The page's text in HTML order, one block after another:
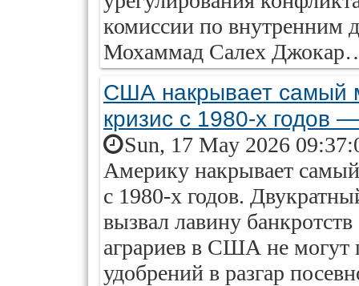
комиссии по внутренним
Мохаммад Салех
США накрывает самый
кризис с 1980-х годов
Sun, 17 May 2026
Америку накрывает
с 1980-х годов.
вызвал лавину
аграриев в США не могут
удобрений в разгар